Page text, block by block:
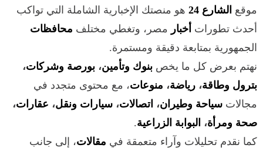
موقع الشارع 24
هو منصتك الإخبارية الشاملة التي تواكب
أحدث تطورات أخبار مصر، وتغطي مختلف محافظات
الجمهورية بمتابعة دقيقة ومستمرة.
نهتم بعرض كل ما يخص بنوك وتأمين، بورصة وشركات،
بترول وطاقة، رياضة، منوعات، مع محتوى متجدد في
مجالات سياحة وطيران، اتصالات، سيارات ونقل، عقارات،
صحة ومرأة، البوابة الزراعية.
كما نقدم تحليلات وآراء متعمقة في مقالات، إلى جانب